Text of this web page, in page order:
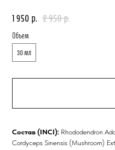
1 950 р. 2 950 р.
Объем
30 мл
Состав (INCI): Rhododendron
Cordyceps Sinensis (Mushroom)